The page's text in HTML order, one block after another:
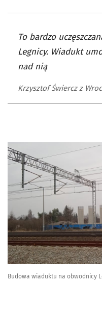
To bardzo
Legnicy. Wiadukt
nad nią
Krzysztof Świercz z
Budowa wiaduktu na obwodnicy